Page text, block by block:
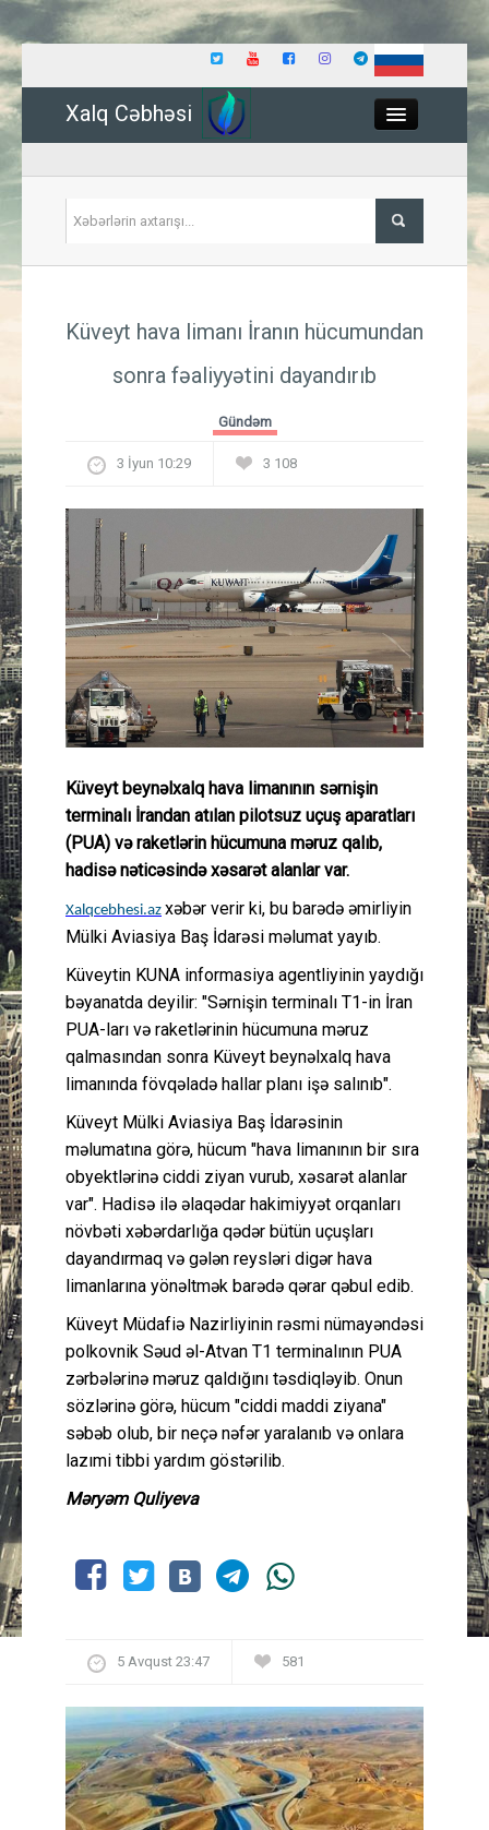
Xalq Cəbhəsi
İqtisadiyyat
Güney Azərbaycan
Mədəniyyət
Müsahibə
İdman
Layihə
Gündəm
Cəmiyyət
Peşə etikası
Küveyt hava limanı İranın hücumundan
sonra fəaliyyətini dayandırıb
Gündəm
3 İyun 10:29 3 108
Küveyt beynəlxalq hava limanının sərnişin
terminalı İrandan atılan pilotsuz uçuş aparatları
(PUA) və raketlərin hücumuna məruz qalıb,
hadisə nəticəsində xəsarət alanlar var.
Xalqcebhesi.az xəbər verir ki, bu barədə əmirliyin
Mülki Aviasiya Baş İdarəsi məlumat yayıb.
Küveytin KUNA informasiya agentliyinin yaydığı
bəyanatda deyilir: "Sərnişin terminalı T1-in İran
PUA-ları və raketlərinin hücumuna məruz
qalmasından sonra Küveyt beynəlxalq hava
limanında fövqəladə hallar planı işə salınıb".
Küveyt Mülki Aviasiya Baş İdarəsinin
məlumatına görə, hücum "hava limanının bir sıra
obyektlərinə ciddi ziyan vurub, xəsarət alanlar
var". Hadisə ilə əlaqədar hakimiyyət orqanları
növbəti xəbərdarlığa qədər bütün uçuşları
dayandırmaq və gələn reysləri digər hava
limanlarına yönəltmək barədə qərar qəbul edib.
Küveyt Müdafiə Nazirliyinin rəsmi nümayəndəsi
polkovnik Səud əl-Atvan T1 terminalının PUA
zərbələrinə məruz qaldığını təsdiqləyib. Onun
sözlərinə görə, hücum "ciddi maddi ziyana"
səbəb olub, bir neçə nəfər yaralanıb və onlara
lazımi tibbi yardım göstərilib.
Məryəm Quliyeva
5 Avqust 23:47 581